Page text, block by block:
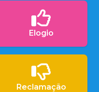
Elogio
Reclamação